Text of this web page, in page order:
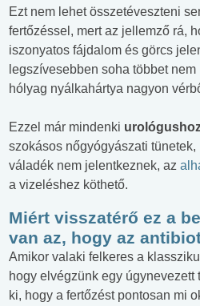
Ezt nem lehet összetéveszteni
fertőzéssel, mert az jellemző rá,
iszonyatos fájdalom és görcs
legszívesebben soha többet
hólyag nyálkahártya nagyon
Ezzel már mindenki
szokásos nőgyógyászati tünetek,
váladék nem jelentkeznek, az
a vizeléshez köthető.
Miért visszatérő ez a
van az, hogy az
Amikor valaki felkeres a
hogy elvégzünk egy úgynevezett
ki, hogy a fertőzést pontosan mi